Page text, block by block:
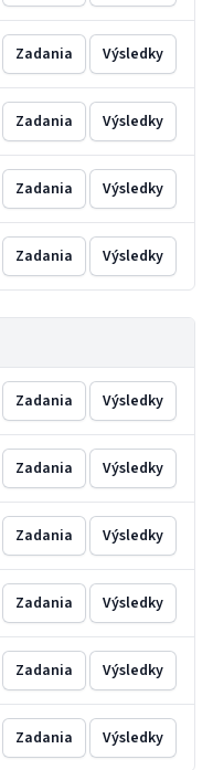
Zadania Výsledky
Zadania Výsledky
Zadania Výsledky
Zadania Výsledky
Zadania Výsledky
Zadania Výsledky
Zadania Výsledky
Zadania Výsledky
Zadania Výsledky
Zadania Výsledky